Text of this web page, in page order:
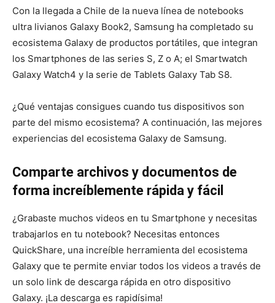
Con la llegada a Chile de la nueva línea de notebooks
ultra livianos Galaxy Book2, Samsung ha completado su
ecosistema Galaxy de productos portátiles, que integran
los Smartphones de las series S, Z o A; el Smartwatch
Galaxy Watch4 y la serie de Tablets Galaxy Tab S8.
¿Qué ventajas consigues cuando tus dispositivos son
parte del mismo ecosistema? A continuación, las mejores
experiencias del ecosistema Galaxy de Samsung.
Comparte archivos y documentos de
forma increíblemente rápida y fácil
¿Grabaste muchos videos en tu Smartphone y necesitas
trabajarlos en tu notebook? Necesitas entonces
QuickShare, una increíble herramienta del ecosistema
Galaxy que te permite enviar todos los videos a través de
un solo link de descarga rápida en otro dispositivo
Galaxy. ¡La descarga es rapidísima!